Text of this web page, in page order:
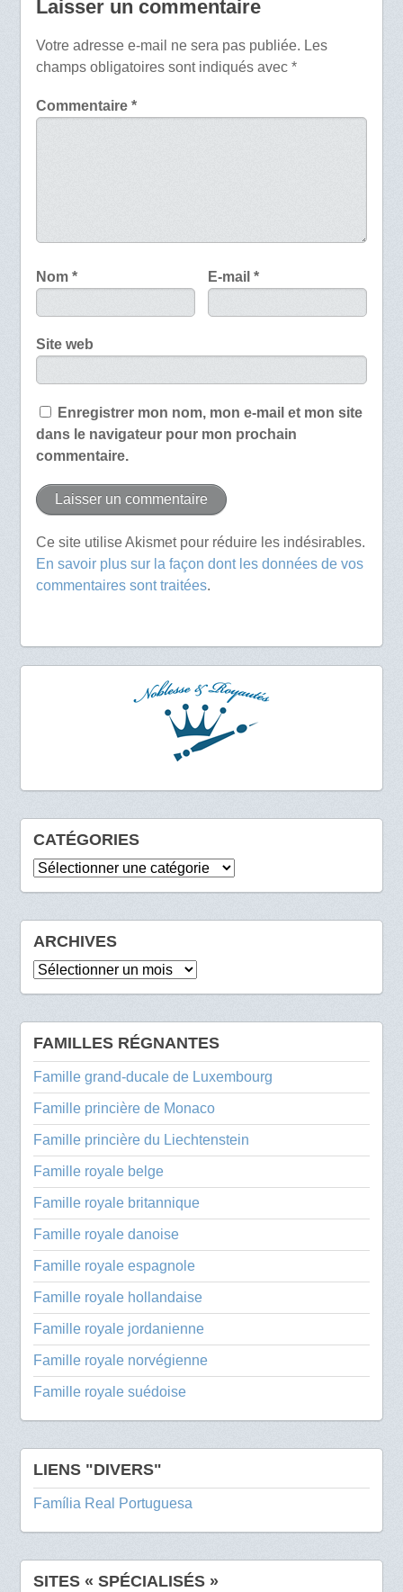
Laisser un commentaire
Votre adresse e-mail ne sera pas publiée. Les
champs obligatoires sont indiqués avec *
Commentaire *
Nom * E-mail*
Site web
Enregistrer mon nom, mon e-mail et mon site
dans le navigateur pour mon prochain
commentaire.
Ce site utilise Akismet pour réduire les indésirables.
En savoir plus sur la façon dont les données de vos
commentaires sont traitées.
CATÉGORIES
Catégories
ARCHIVES
Archives
FAMILLES RÉGNANTES
Famille grand-ducale de Luxembourg
Famille princière de Monaco
Famille princière du Liechtenstein
Famille royale belge
Famille royale britannique
Famille royale danoise
Famille royale espagnole
Famille royale hollandaise
Famille royale jordanienne
Famille royale norvégienne
Famille royale suédoise
LIENS "DIVERS"
Família Real Portuguesa
SITES « SPÉCIALISÉS »